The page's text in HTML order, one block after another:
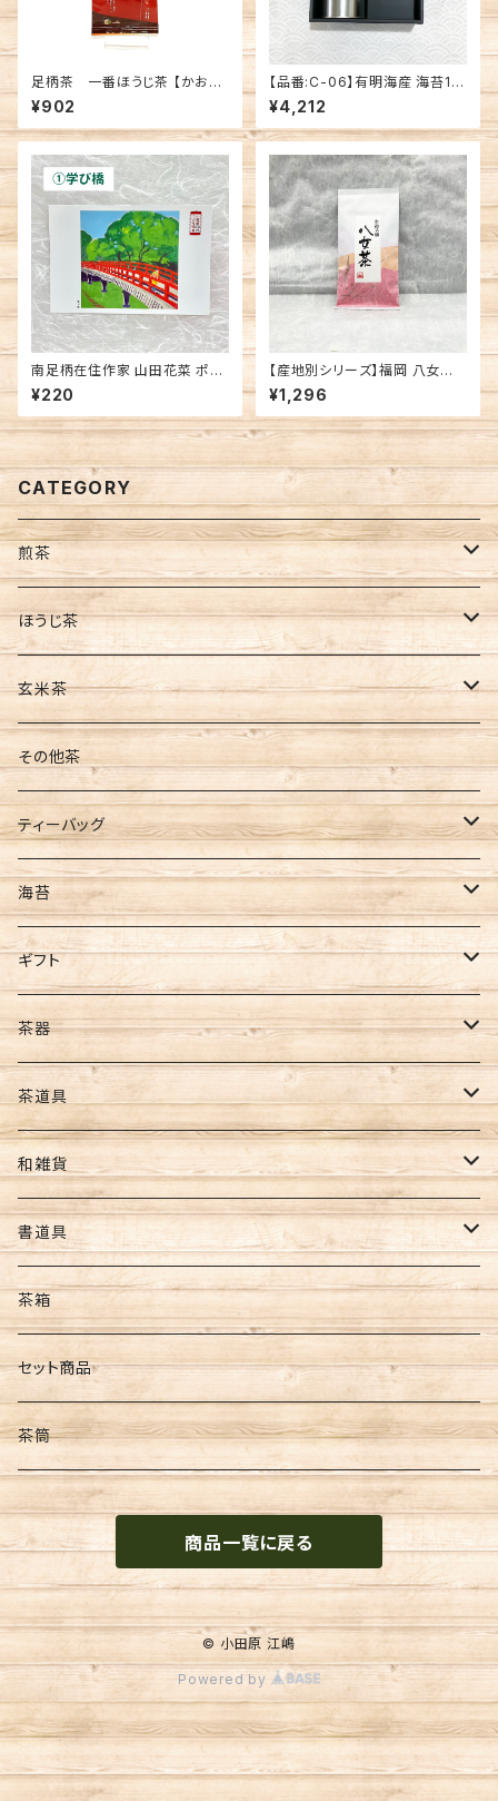
足柄茶 一番ほうじ茶 【かおり】
50g 神奈川県産茶葉100%使
用
¥902
【品番:C-06】有明海産 海苔1
缶・深蒸し煎茶「江嶋園」 1缶セッ
ト
¥4,212
南足柄在住作家 山田花菜 ポス
トカード イラストレーター 作家
作品
¥220
【産地別シリーズ】福岡 八女茶
80g ※6袋までネコポスで発
送可
¥1,296
CATEGORY
煎茶
茶葉
缶入
袋入
ティーバッグ
水出し
新茶
ギフト
ほうじ茶
茶葉
ティーバッグ
玄米茶
茶葉
ティーバッグ
その他茶
ティーバッグ
煎茶
ほうじ茶
玄米茶
バイオ茶
カカオティー
ギフトセット
海苔
全型サイズ
8切サイズ
その他
ギフト
ギフト
お茶ギフト
海苔ギフト
お茶･海苔ギフト
茶器
急須
水出し用ボトル
フィルターインボトル
カークボトル
コースター
茶道具
懐紙
和雑貨
ポーチ・財布
扇子・うちわ
和紙
文具
金封
書道具
筆
墨
茶箱
セット商品
茶筒
商品一覧に戻る
© 小田原 江嶋
Powered by